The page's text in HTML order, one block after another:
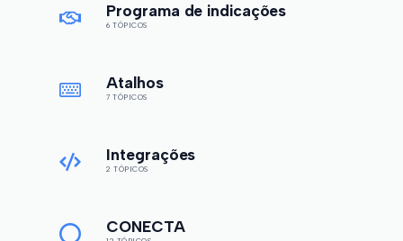
Programa de indicações
6 TÓPICOS
Atalhos
7 TÓPICOS
Integrações
2 TÓPICOS
CONECTA